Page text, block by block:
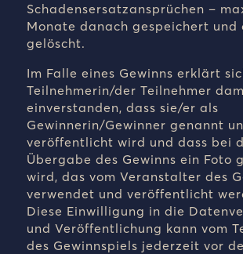
Schadensersatzansprüchen –
Monate danach gespeichert und
gelöscht.
Im Falle eines Gewinns erklärt
Teilnehmerin/der Teilnehmer
einverstanden, dass sie/er als
Gewinnerin/Gewinner genannt
veröffentlicht wird und dass bei
Übergabe des Gewinns ein Foto
wird, das vom Veranstalter des
verwendet und veröffentlicht
Diese Einwilligung in die
und Veröffentlichung kann vom
des Gewinnspiels jederzeit vor